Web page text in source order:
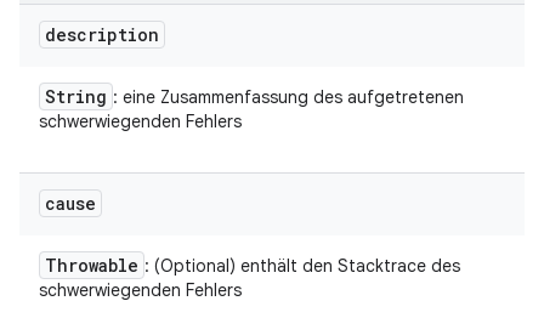
description
String : eine Zusammenfassung des aufgetretenen
schwerwiegenden Fehlers
cause
Throwable : (Optional) enthält den Stacktrace des
schwerwiegenden Fehlers